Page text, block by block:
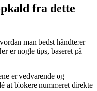
fra dette
man bedst håndterer
er nogle tips, baseret på
er vedvarende og
at blokere nummeret direkte